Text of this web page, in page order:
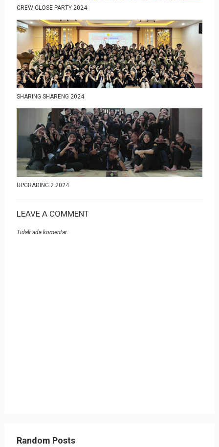
CREW CLOSE PARTY 2024
SHARING SHARENG 2024
UPGRADING 2 2024
LEAVE A COMMENT
Tidak ada komentar
Random Posts